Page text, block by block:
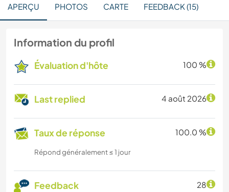
APERÇU PHOTOS CARTE FEEDBACK (15)
Information du profil
Évaluation d'hôte 100 %
Last replied 4 août 2026
Taux de réponse 100.0 %
Répond généralement ≤ 1 jour
Feedback 28